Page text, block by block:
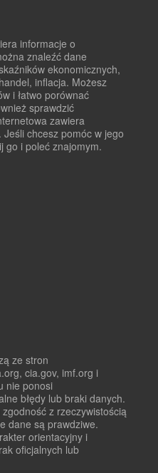
informacje o
znaleźć dane
ekonomicznych,
inflacja. Możesz
i łatwo porównać
sprawdzić
zawiera
Jeśli chcesz pomóc w jego
go i poleć znajomym.
ze stron
cia.gov, imf.org i
nie ponosi
błędy lub braki danych.
z rzeczywistością
dane są prawdziwe.
orientacyjny i
oficjalnych lub